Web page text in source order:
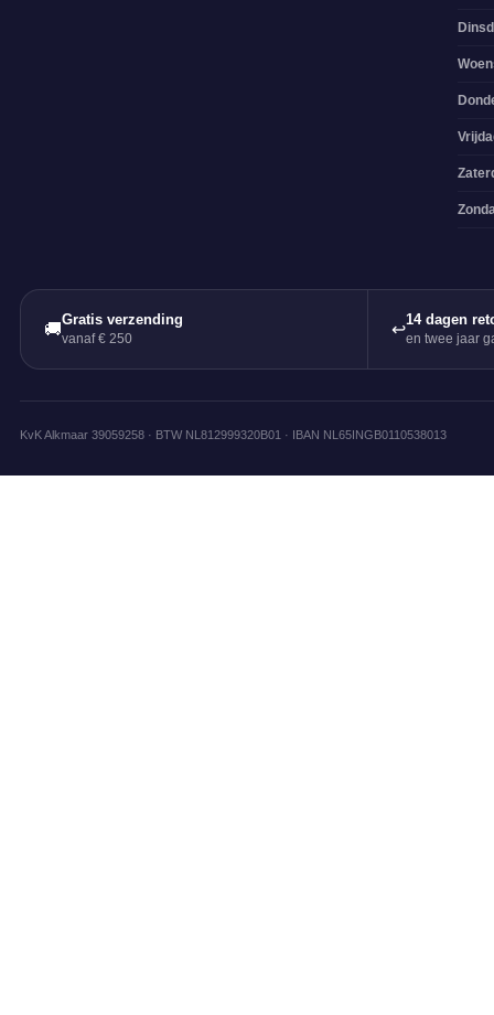
🚚Gratis verzending
vanaf € 250
↩14 dagen
en twee jaar
KvK Alkmaar 39059258 · BTW NL812999320B01 · IBAN NL65INGB0110538013